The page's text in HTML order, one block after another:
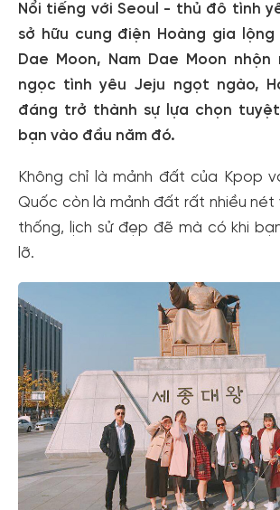
Nổi tiếng với Seoul - thủ đô tình
sở hữu cung điện Hoàng gia lộng
Dae Moon, Nam Dae Moon
ngọc tình yêu Jeju ngọt ngào,
đáng trở thành sự lựa chọn
bạn vào đầu năm đó.
Không chỉ là mảnh đất của Kpop
Quốc còn là mảnh đất rất nhiều nét
thống, lịch sử đẹp đẽ mà có khi
lỡ.